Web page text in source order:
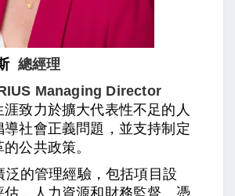
總經理
Managing Director
致力於擴大代表性不足的人
社會正義問題，並支持制定
公共政策。
泛的管理經驗，包括項目設
估，人力資源和財務監督。憑